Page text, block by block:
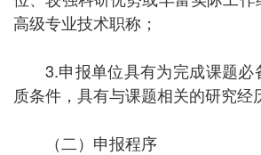
高级专业技术职称；
3.申报单位具有为完成课题必
质条件，具有与课题相关的研究经
（二）申报程序